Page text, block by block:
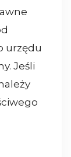
urzędu
Jeśli